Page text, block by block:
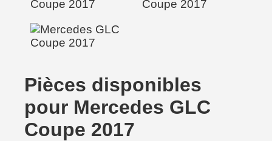
Pièces disponibles
pour Mercedes GLC
Coupe 2017